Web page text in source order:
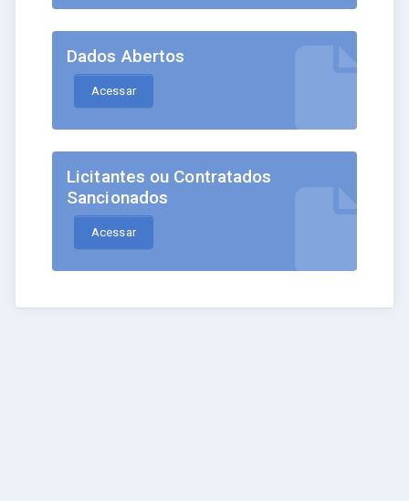
Dados Abertos
Acessar
Licitantes ou Contratados
Sancionados
Acessar